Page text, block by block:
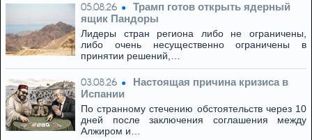
05.08.26
Трамп готов открыть ядерный
ящик Пандоры
Лидеры стран региона либо не ограничены,
либо очень несущественно ограничены в
принятии решений,…
03.08.26
Настоящая причина кризиса в
Испании
По странному стечению обстоятельств через 10
дней после заключения соглашения между
Алжиром и…